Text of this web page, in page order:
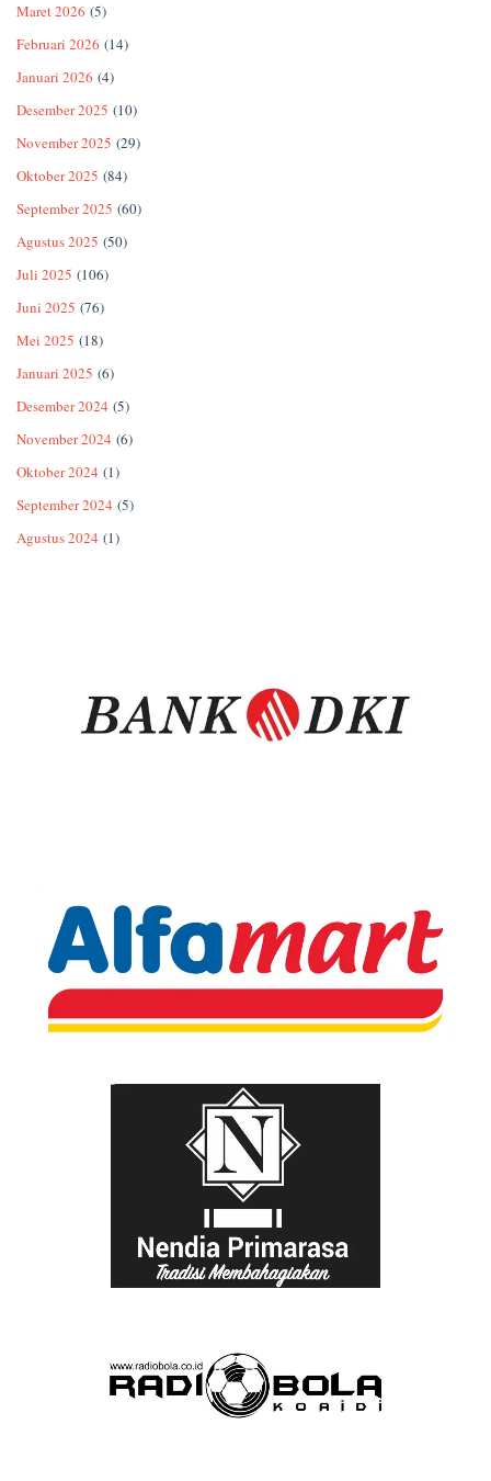
Maret 2026 (5)
Februari 2026 (14)
Januari 2026 (4)
Desember 2025 (10)
November 2025 (29)
Oktober 2025 (84)
September 2025 (60)
Agustus 2025 (50)
Juli 2025 (106)
Juni 2025 (76)
Mei 2025 (18)
Januari 2025 (6)
Desember 2024 (5)
November 2024 (6)
Oktober 2024 (1)
September 2024 (5)
Agustus 2024 (1)